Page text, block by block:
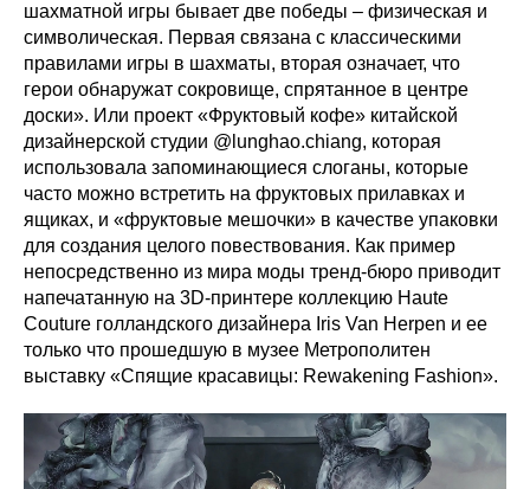
шахматной игры бывает две победы – физическая и
символическая. Первая связана с классическими
правилами игры в шахматы, вторая означает, что
герои обнаружат сокровище, спрятанное в центре
доски». Или проект «Фруктовый кофе» китайской
дизайнерской студии @lunghao.chiang, которая
использовала запоминающиеся слоганы, которые
часто можно встретить на фруктовых прилавках и
ящиках, и «фруктовые мешочки» в качестве упаковки
для создания целого повествования. Как пример
непосредственно из мира моды тренд-бюро приводит
напечатанную на 3D-принтере коллекцию Haute
Couture голландского дизайнера Iris Van Herpen и ее
только что прошедшую в музее Метрополитен
выставку «Спящие красавицы: Rewakening Fashion».